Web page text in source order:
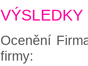
VÝSLEDKY
Ocenění
firmy: